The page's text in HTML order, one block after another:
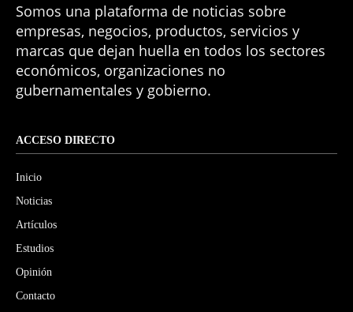
Somos una plataforma de noticias sobre
empresas, negocios, productos, servicios y
marcas que dejan huella en todos los sectores
económicos, organizaciones no
gubernamentales y gobierno.
ACCESO DIRECTO
Inicio
Noticias
Artículos
Estudios
Opinión
Contacto